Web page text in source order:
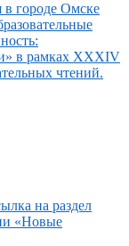
городе Омске
в рамках XXXIV
чтений.
на раздел
«Новые